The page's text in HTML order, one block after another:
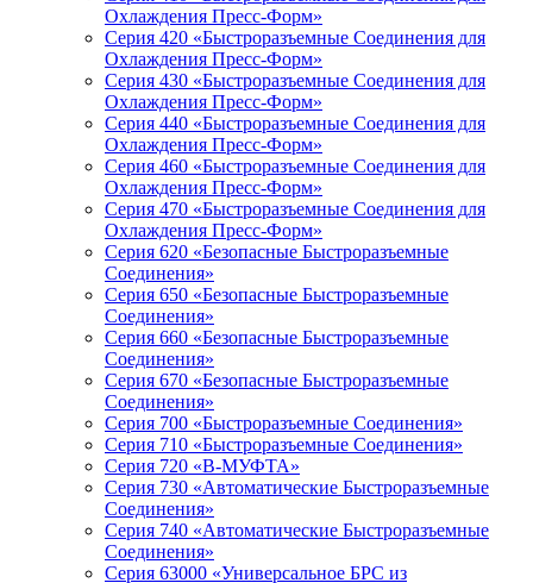
Охлаждения Пресс-Форм»
Серия 420 «Быстроразъемные Соединения для
Охлаждения Пресс-Форм»
Серия 430 «Быстроразъемные Соединения для
Охлаждения Пресс-Форм»
Серия 440 «Быстроразъемные Соединения для
Охлаждения Пресс-Форм»
Серия 460 «Быстроразъемные Соединения для
Охлаждения Пресс-Форм»
Серия 470 «Быстроразъемные Соединения для
Охлаждения Пресс-Форм»
Серия 620 «Безопасные Быстроразъемные
Соединения»
Серия 650 «Безопасные Быстроразъемные
Соединения»
Серия 660 «Безопасные Быстроразъемные
Соединения»
Серия 670 «Безопасные Быстроразъемные
Соединения»
Серия 700 «Быстроразъемные Соединения»
Серия 710 «Быстроразъемные Соединения»
Серия 720 «B-МУФТА»
Серия 730 «Автоматические Быстроразъемные
Соединения»
Серия 740 «Автоматические Быстроразъемные
Соединения»
Серия 63000 «Универсальное БРС из